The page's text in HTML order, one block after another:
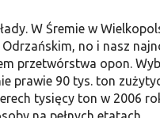
W Śremie w
no i nasz
przetwórstwa opon.
prawie 90 tys. ton
tysięcy ton w 2006